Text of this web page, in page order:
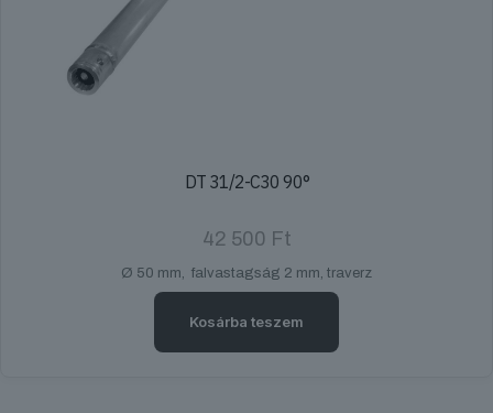
DT 31/2-C30 90°
42 500 Ft
Ø 50 mm, falvastagság 2 mm, traverz
Kosárba teszem